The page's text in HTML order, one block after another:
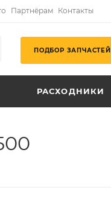
Партнёрам Контакты
ПОДБОР ЗАПЧАСТЕЙ
РАСХОДНИКИ